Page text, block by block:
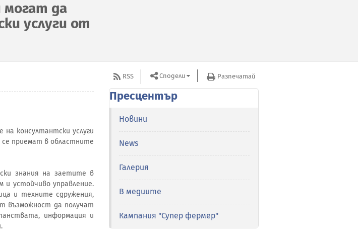
могат да
услуги от
консултантски услуги
приемат в областните
знания на заетите в
и устойчиво управление.
и техните сдружения,
възможност да получат
информация и
RSS Сподели Разпечатай
Пресцентър
Новини
News
Галерия
В медиите
Кампания "Супер фермер"